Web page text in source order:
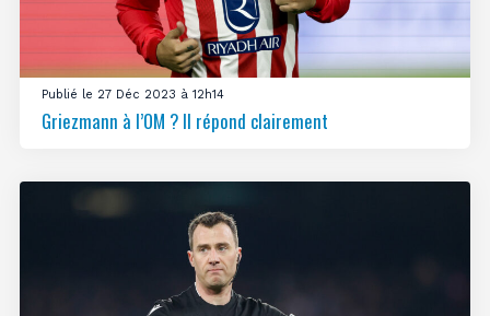
Publié le 27 Déc 2023 à 12h14
Griezmann à l’OM ? Il répond clairement